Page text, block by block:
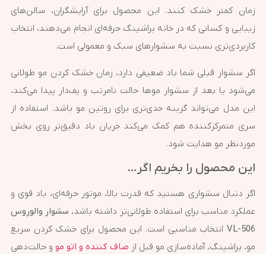
زمان کمتر خشک کنند. این محصول برای آرایشگران، سالن‌های
زیبایی و کسانی که در خانه براشینگ حرفه‌ای انجام می‌دهند، انتخاب
کاربردی‌تری نسبت به سشوارهای سبک و معمولی است.
اگر سشوار قبلی شما باد ضعیفی دارد، زمان خشک کردن مو طولانی
می‌شود یا بعد از سشوار موها حالت نامرتب و پف‌دار پیدا می‌کند،
این مدل می‌تواند گزینه جدی‌تری برای روتین مو باشد. استفاده از
سری متمرکزکننده هم کمک می‌کند جریان باد دقیق‌تر روی بخش
موردنظر مو هدایت شود.
این محصول را بخریم اگر…
اگر دنبال سشواری هستید که قدرت بالا، موتور حرفه‌ای، باد قوی و
عملکرد مناسب برای استفاده طولانی‌تر داشته باشد، سشوار والوروس
VL-506 انتخاب مناسبی است. این محصول برای خشک کردن سریع
مو، براشینگ، آماده‌سازی مو قبل از صاف کننده و اتو موو حالت‌دهی